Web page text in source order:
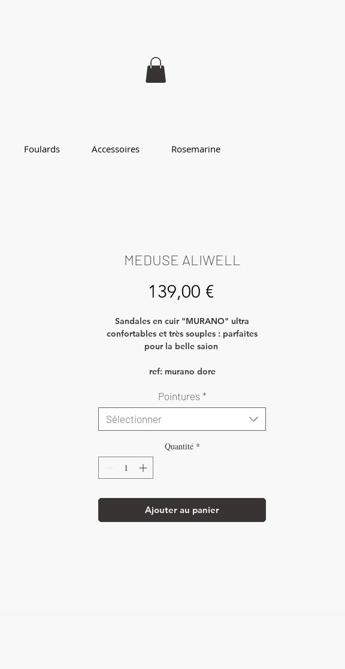
Foulards Accessoires Rosemarine
MEDUSE ALIWELL
139,00 €Prix
Sandales en cuir "MURANO" ultra
confortables et très souples : parfaites
pour la belle saion
ref: murano dore
Pointures *
Sélectionner
Quantité *
Ajouter au panier